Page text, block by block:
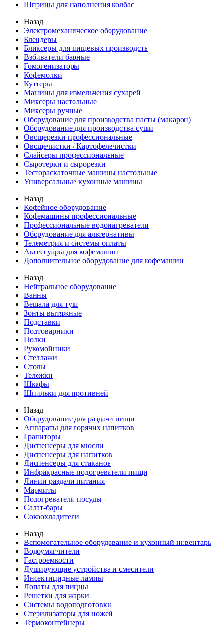
Шприцы для наполнения колбас
Назад
Электромеханическое оборудование
Блендеры
Бликсеры для пищевых производств
Взбиватели барные
Гомогенизаторы
Кофемолки
Куттеры
Машины для измельчения сухарей
Миксеры настольные
Миксеры ручные
Оборудование для производства пасты (макарон)
Оборудование для производства суши
Овощерезки профессиональные
Овощечистки / Картофелечистки
Слайсеры профессиональные
Сыротерки и сырорезки
Тестораскаточные машины настольные
Универсальные кухонные машины
Назад
Кофейное оборудование
Кофемашины профессиональные
Профессиональные водонагреватели
Оборудование для альтернативы
Телеметрия и системы оплаты
Аксессуары для кофемашин
Дополнительное оборудование для кофемашин
Назад
Нейтральное оборудование
Ванны
Вешала для туш
Зонты вытяжные
Подставки
Подтоварники
Полки
Рукомойники
Стеллажи
Столы
Тележки
Шкафы
Шпильки для противней
Назад
Оборудование для раздачи пищи
Аппараты для горячих напитков
Граниторы
Диспенсеры для мюсли
Диспенсеры для напитков
Диспенсеры для стаканов
Инфракрасные подогреватели пищи
Линии раздачи питания
Мармиты
Подогреватели посуды
Салат-бары
Сокоохладители
Назад
Вспомогательное оборудование и кухонный инвентарь
Водоумягчители
Гастроемкости
Душирующие устройства и смесители
Инсектицидные лампы
Лопаты для пиццы
Решетки для жарки
Системы водоподготовки
Стерилизаторы для ножей
Термоконтейнеры